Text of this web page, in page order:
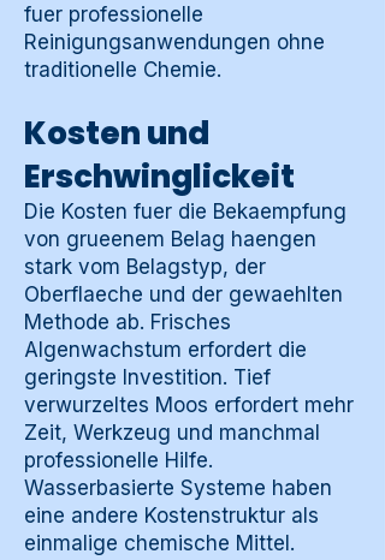
fuer professionelle
Reinigungsanwendungen ohne
traditionelle Chemie.
Kosten und
Erschwinglickeit
Die Kosten fuer die Bekaempfung
von grueenem Belag haengen
stark vom Belagstyp, der
Oberflaeche und der gewaehlten
Methode ab. Frisches
Algenwachstum erfordert die
geringste Investition. Tief
verwurzeltes Moos erfordert mehr
Zeit, Werkzeug und manchmal
professionelle Hilfe.
Wasserbasierte Systeme haben
eine andere Kostenstruktur als
einmalige chemische Mittel.